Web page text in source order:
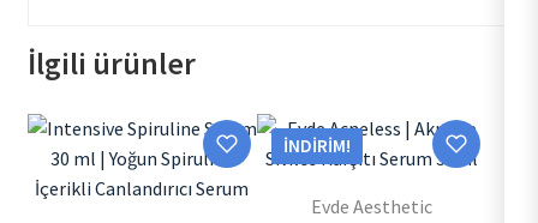
İlgili ürünler
Evde Aesthetic
İNDIRIM!